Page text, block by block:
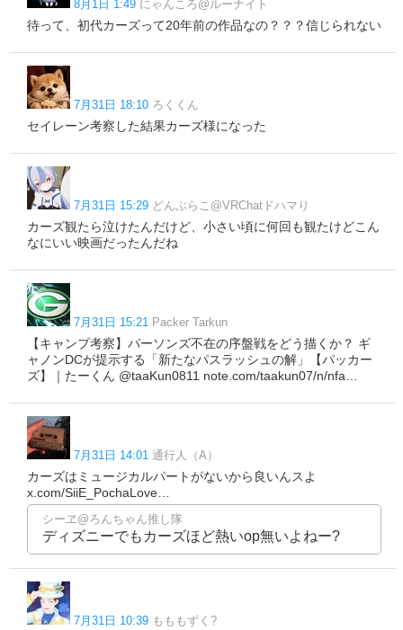
8月1日 1:49 にゃんころ@ルーナイト
待って、初代カーズって20年前の作品なの？？？信じられない
7月31日 18:10 ろくくん
セイレーン考察した結果カーズ様になった
7月31日 15:29 どんぶらこ@VRChatドハマり
カーズ観たら泣けたんだけど、小さい頃に何回も観たけどこん
なにいい映画だったんだね
7月31日 15:21 Packer Tarkun
【キャンプ考察】パーソンズ不在の序盤戦をどう描くか？ ギ
ャノンDCが提示する「新たなパスラッシュの解」【パッカー
ズ】｜たーくん @taaKun0811 note.com/taakun07/n/nfa…
7月31日 14:01 通行人（A）
カーズはミュージカルパートがないから良いんスよ
x.com/SiiE_PochaLove…
シーヱ@ろんちゃん推し隊
ディズニーでもカーズほど熱いop無いよねー?
7月31日 10:39 もももずく?